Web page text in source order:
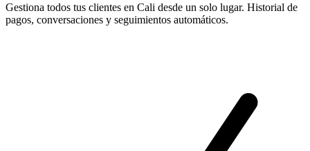
Gestiona todos tus clientes en Cali desde un solo lugar. Historial de
pagos, conversaciones y seguimientos automáticos.